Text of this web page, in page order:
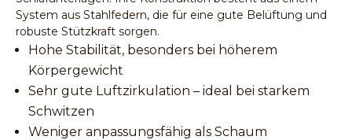
System aus Stahlfedern, die für eine gute Belüftung und
robuste Stützkraft sorgen.
Hohe Stabilität, besonders bei höherem
Körpergewicht
Sehr gute Luftzirkulation – ideal bei starkem
Schwitzen
Weniger anpassungsfähig als Schaum